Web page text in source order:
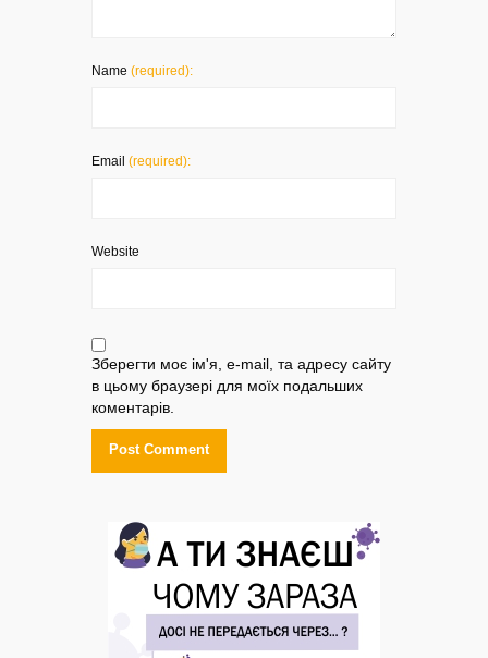
Name (required):
Email (required):
Website
Зберегти моє ім'я, e-mail, та адресу сайту
в цьому браузері для моїх подальших
коментарів.